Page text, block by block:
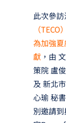
此次參
（
為加強
獻，由
策院 盧
及 新北
心瑜 秘
別邀請